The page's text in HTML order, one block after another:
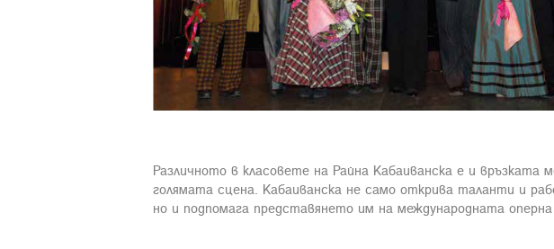
Различното в класовете на Райна Кабаиванска е и връзката
голямата сцена. Кабаиванска не само открива таланти и
но и подпомага представянето им на международната